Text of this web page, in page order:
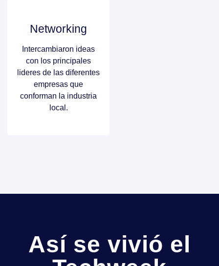
Networking
Intercambiaron ideas
con los principales
lideres de las diferentes
empresas que
conforman la industria
local.
Así se vivió el